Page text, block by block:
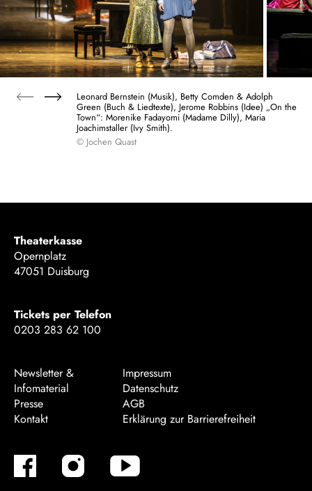
Leonard Bernstein (Musik), Betty Comden & Adolph
Green (Buch & Liedtexte), Jerome Robbins (Idee) „On the
Town“: Morenike Fadayomi (Madame Dilly), Maria
Joachimstaller (Ivy Smith).
© Jochen Quast
Theaterkasse
Opernplatz
47051 Duisburg
Tickets per Telefon
0203 283 62 100
Newsletter &
Infomaterial
Presse
Kontakt
Impressum
Datenschutz
AGB
Erklärung zur Barrierefreiheit